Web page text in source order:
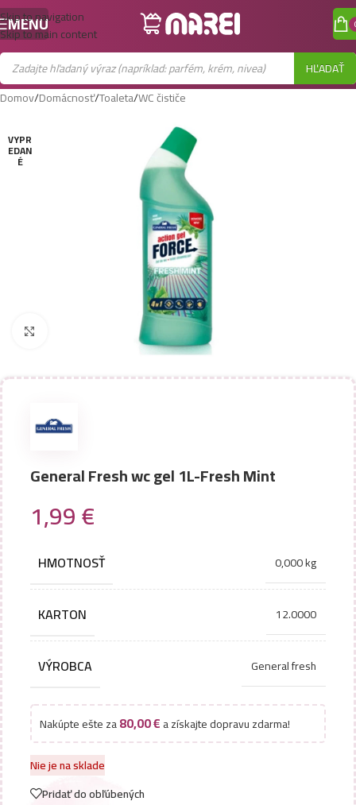
Skip to navigation
Skip to main content
MENU
HĽADAŤ
Domov/Domácnosť/Toaleta/WC čističe
VYPR
EDAN
É
Zobraziť väčší obrázok
General Fresh wc gel 1L-Fresh Mint
1,99€
HMOTNOSŤ 0,000 kg
KARTON 12.0000
VÝROBCA General fresh
Nakúpte ešte za80,00€a získajte dopravu zdarma!
Nie je na sklade
Pridať do obľúbených